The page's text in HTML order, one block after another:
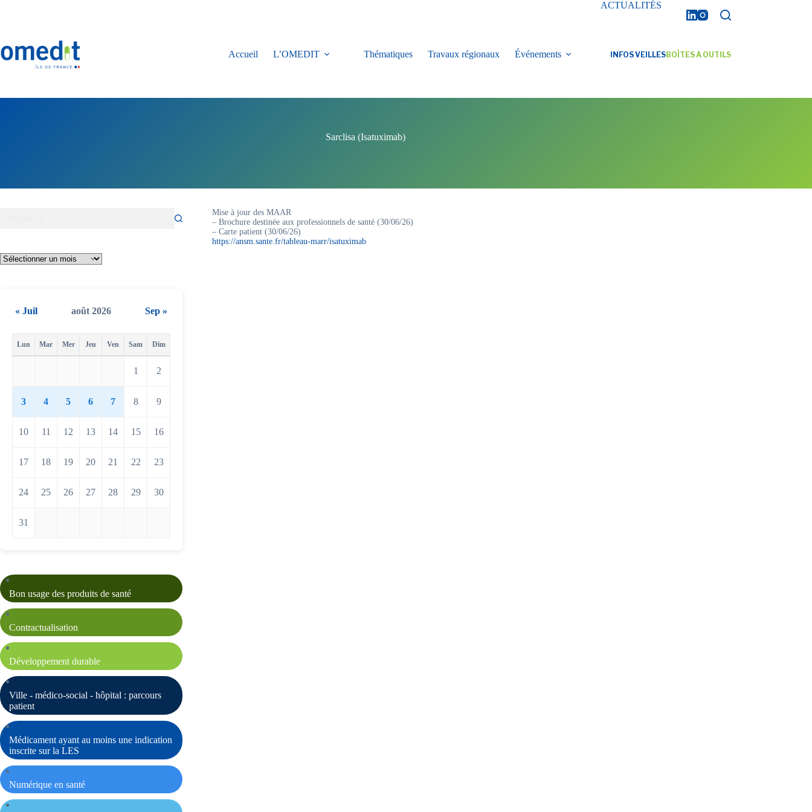
ACTUALITÉS
Accueil L’OMEDIT Thématiques Travaux régionaux Événements INFOS VEILLESBOÎTES A OUTILS
Sarclisa (Isatuximab)
Mise à jour des MAAR
– Brochure destinée aux professionnels de santé (30/06/26)
– Carte patient (30/06/26)
https://ansm.sante.fr/tableau-marr/isatuximab
« Juil août 2026 Sep »
Lun Mar Mer Jeu Ven Sam Dim
1 2
3 4 5 6 7 8 9
10 11 12 13 14 15 16
17 18 19 20 21 22 23
24 25 26 27 28 29 30
31
Bon usage des produits de santé
Contractualisation
Développement durable
Ville - médico-social - hôpital : parcours
patient
Médicament ayant au moins une indication
inscrite sur la LES
Numérique en santé